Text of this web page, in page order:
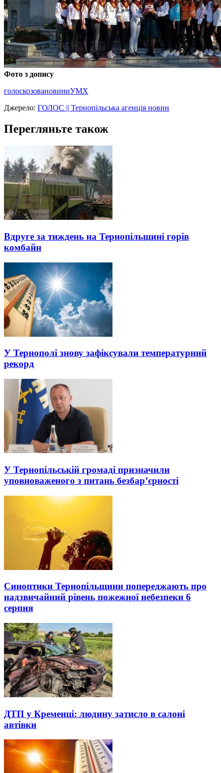
Фото з допису
голоскозовановиниУМХ
Джерело: ГОЛОС || Тернопільська агенція новин
Перегляньте також
Вдруге за тиждень на Тернопільщині горів
комбайн
У Тернополі знову зафіксували температурний
рекорд
У Тернопільській громаді призначили
уповноваженого з питань безбар’єрності
Синоптики Тернопільщини попереджають про
надзвичайний рівень пожежної небезпеки 6
серпня
ДТП у Кременці: людину затисло в салоні
автівки